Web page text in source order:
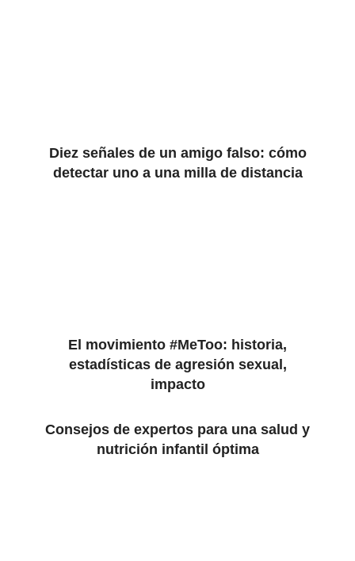
Diez señales de un amigo falso: cómo
detectar uno a una milla de distancia
El movimiento #MeToo: historia,
estadísticas de agresión sexual,
impacto
Consejos de expertos para una salud y
nutrición infantil óptima